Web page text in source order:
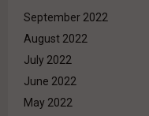
September 2022
August 2022
July 2022
June 2022
May 2022